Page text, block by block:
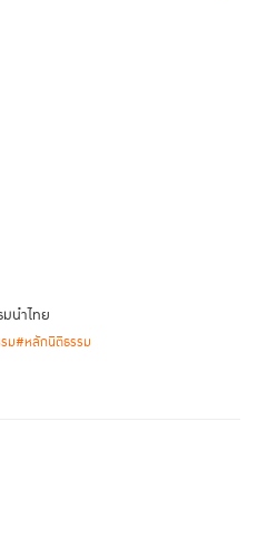
ระชาชาติฉบับแรกในโลก ที่มุ่งดูแล
มีเนื้อหาครอบคลุมมิติต่างๆ เช่น
ดูแลเด็กติดผู้ต้องขัง ตลอดจนส่ง
จุดเริ่มต้นมาจากโครงการกำลังใจ ซึ่ง
หญิงและเด็กติดผู้ต้องขังตามหลัก
สบความสำเร็จในระดับภายในประเทศ
ชทานแนวพระดำริว่าควรนำเสนอ
ต้องขังหญิงเช่นนี้ให้เป็นที่รับรู้ในเวที
งความตระหนักรู้และแนวร่วม เพื่อ
าต่อมา
นำไทย
ม#หลักนิติธรรม